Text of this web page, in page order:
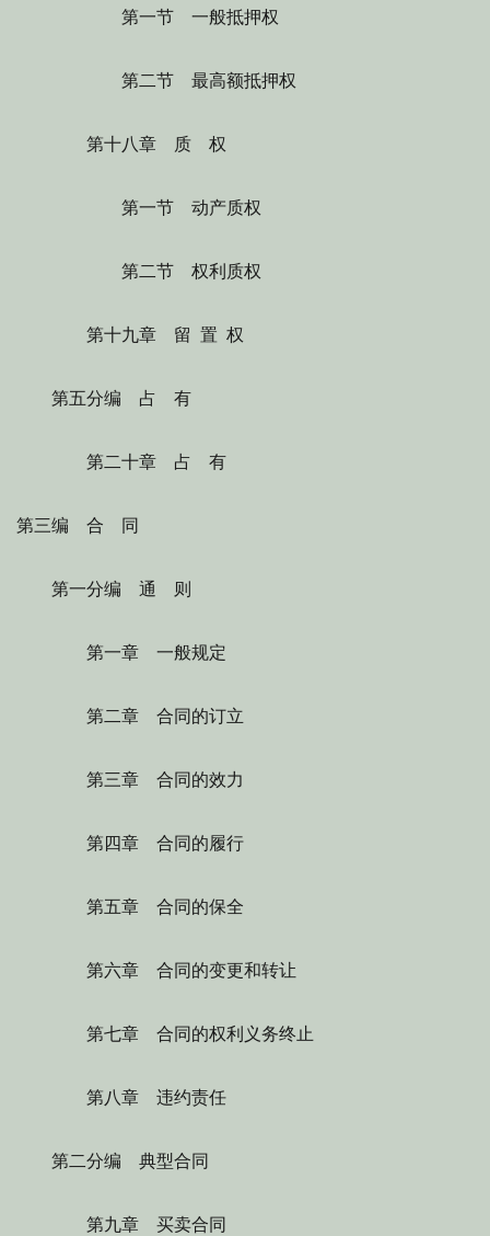
第一节 一般抵押权
第二节 最高额抵押权
第十八章 质 权
第一节 动产质权
第二节 权利质权
第十九章 留 置 权
第五分编 占 有
第二十章 占 有
第三编 合 同
第一分编 通 则
第一章 一般规定
第二章 合同的订立
第三章 合同的效力
第四章 合同的履行
第五章 合同的保全
第六章 合同的变更和转让
第七章 合同的权利义务终止
第八章 违约责任
第二分编 典型合同
第九章 买卖合同